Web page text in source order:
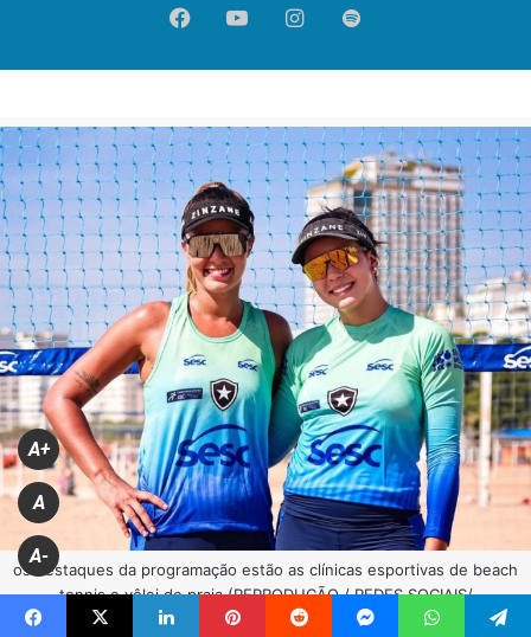
FacebookYouTubeInstagram
Spotify
A+
A
A-
os destaques da programação estão as clínicas esportivas de beach
tennis e vôlei de praia (REPRODUÇÃO / REDES SOCIAIS/
@SESCBOTAFOGOPRAIA)